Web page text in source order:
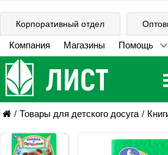
Корпоративный отдел
Компания Магазины Помощь
Товары для детского досуга